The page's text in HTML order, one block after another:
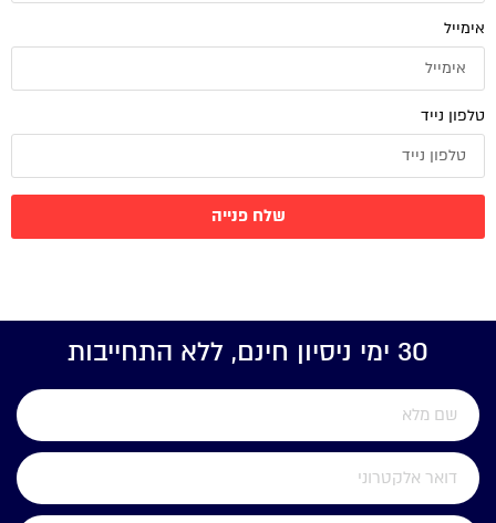
אימייל
טלפון נייד
שלח פנייה
30 ימי ניסיון חינם, ללא התחייבות